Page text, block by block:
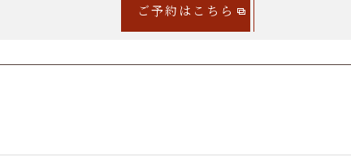
ご予約はこちら